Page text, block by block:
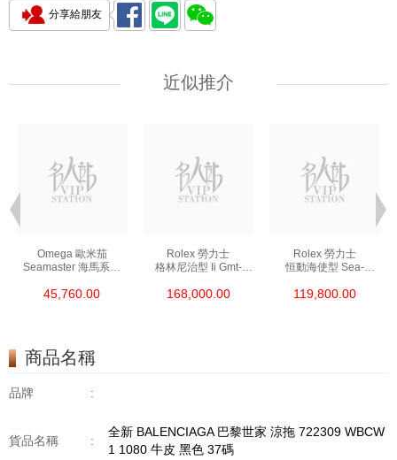
分享給朋友
近似推介
Omega 歐米茄
Seamaster 海馬系列
精鋼 Nekton Edition
45,760.00
Rolex 勞力士
格林尼治型 Ii Gmt-
0002 18kt玫瑰金/鋼
168,000.00
Rolex 勞力士
恒動海使型 Sea-
精鋼 單紅
119,800.00
商品名稱
品牌 :
貨品名稱 :
全新 BALENCIAGA 巴黎世家 涼拖 722309 WBCW
1 1080 牛皮 黑色 37碼